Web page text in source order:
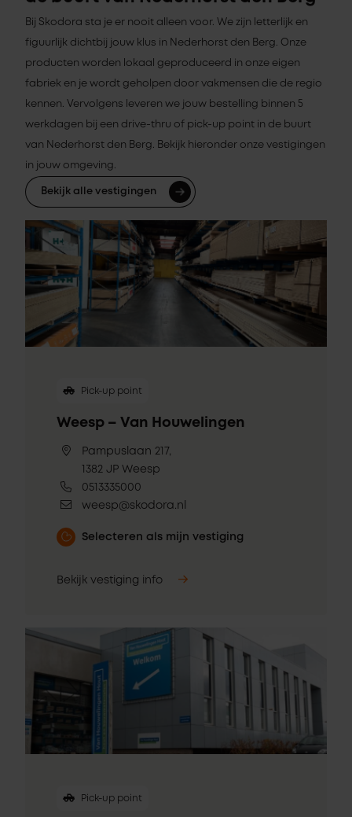
Bij Skodora sta je er nooit alleen voor. We zijn letterlijk en
figuurlijk dichtbij jouw klus in Nederhorst den Berg. Onze
producten worden lokaal geproduceerd in onze eigen
fabriek en je wordt geholpen door vakmensen die de regio
kennen. Vervolgens leveren we jouw bestelling binnen 5
werkdagen bij een drive-thru of pick-up point in de buurt
van Nederhorst den Berg. Bekijk hieronder onze vestigingen
in jouw omgeving.
Bekijk alle vestigingen
Pick-up point
Weesp – Van Houwelingen
Pampuslaan 217,
1382 JP Weesp
0513335000
weesp@skodora.nl
Selecteren als mijn vestiging
Bekijk vestiging info
Pick-up point